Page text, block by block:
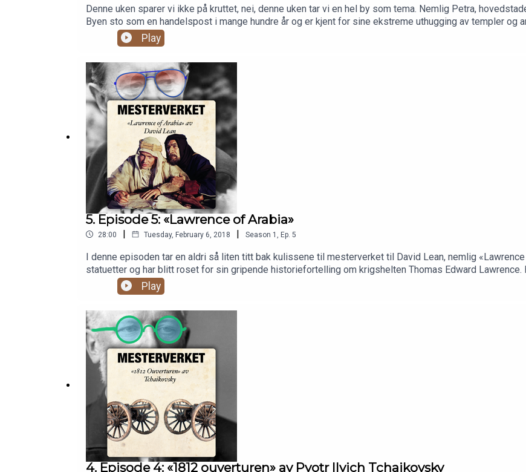
Denne uken sparer vi ikke på kruttet, nei, denne uken tar vi en hel by som tema. Nemlig Petra,
Byen sto som en handelspost i mange hundre år og er kjent for sine ekstreme uthugging av templer og
under innspillingen av «Indiana Jones and the Last Crusade.»
Play
5. Episode 5: «Lawrence of Arabia»
28:00 | Tuesday, February 6, 2018 | Season 1 Ep. 5
I denne episoden tar en aldri så liten titt bak kulissene til mesterverket til David Lean, nemlig
statuetter og har blitt roset for sin gripende historiefortelling om krigshelten Thomas Edward
aldri vite, men vi har i hvert fall fanget historien om historien i dagens Mesterverk!
Play
4. Episode 4: «1812 ouverturen» av Pyotr Ilyich Tchaikovsky